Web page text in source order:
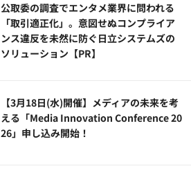
公​​取委の調査でエンタメ業界に問われる
「取引適正化」。意図せぬコンプライア
ンス違反を未然に防ぐ日立システムズの
ソリューション​【PR】
【3月18日(水)開催】メディアの未来を考
える「Media Innovation Conference 20
26」申し込み開始！